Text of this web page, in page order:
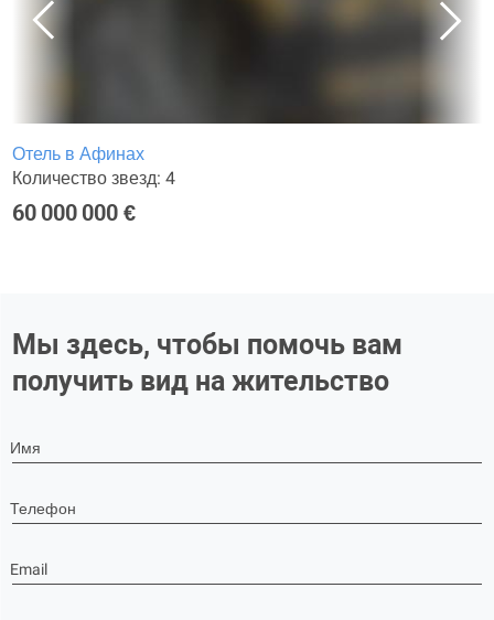
Отель в Афинах
Количество звезд: 4
60 000 000 €
Мы здесь, чтобы помочь вам
получить вид на жительство
Имя
Телефон
Email